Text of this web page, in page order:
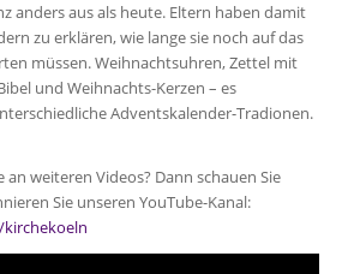
anders aus als heute. Eltern haben damit
zu erklären, wie lange sie noch auf das
müssen. Weihnachtsuhren, Zettel mit
und Weihnachts-Kerzen – es
Adventskalender-Tradionen.
an weiteren Videos? Dann schauen Sie
Sie unseren YouTube-Kanal: